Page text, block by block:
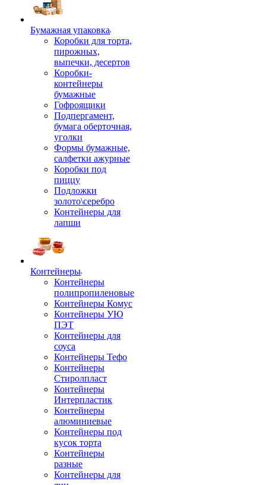
Бумажная упаковка
Коробки для торта,
пирожных,
выпечки, десертов
Коробки-
контейнеры
бумажные
Гофроящики
Подпергамент,
бумага оберточная,
уголки
Формы бумажные,
салфетки ажурные
Коробки под
пиццу
Подложки
золото\серебро
Контейнеры для
лапши
Контейнеры
Контейнеры
полипропиленовые
Контейнеры Комус
Контейнеры УЮ
ПЭТ
Контейнеры для
соуса
Контейнеры Тефо
Контейнеры
Стиролпласт
Контейнеры
Интерпластик
Контейнеры
алюминиевые
Контейнеры под
кусок торта
Контейнеры
разные
Контейнеры для